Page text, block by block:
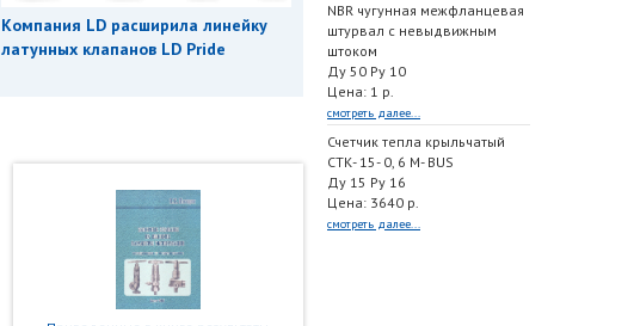
Компания LD расширила линейку
латунных клапанов LD Pride
NBR чугунная межфланцевая
штурвал с невыдвижным
штоком
Ду 50 Ру 10
Цена: 1 р.
смотреть далее...
Счетчик тепла крыльчатый
СТК- 15- 0, 6 M- BUS
Ду 15 Ру 16
Цена: 3640 р.
смотреть далее...